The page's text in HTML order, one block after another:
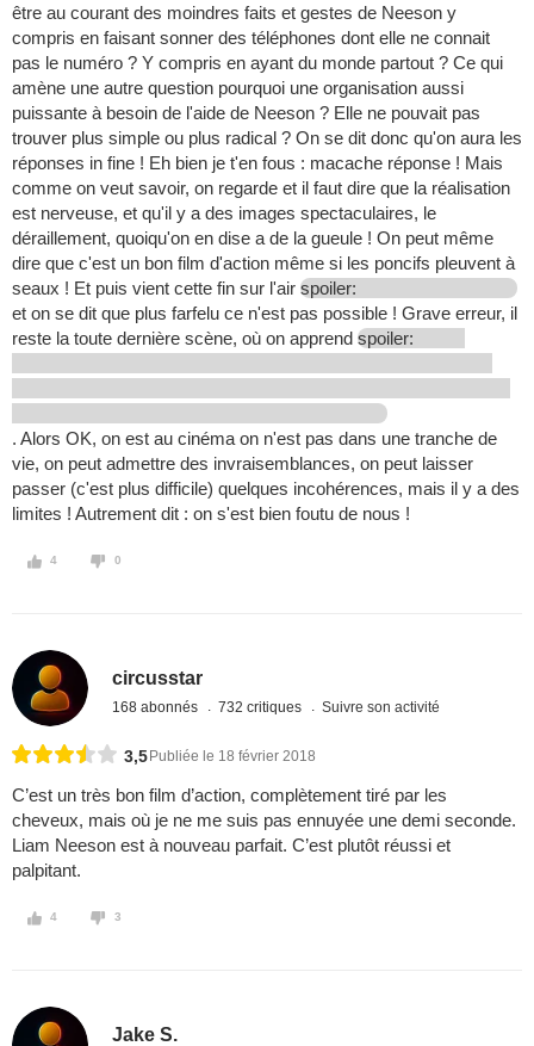
être au courant des moindres faits et gestes de Neeson y
compris en faisant sonner des téléphones dont elle ne connait
pas le numéro ? Y compris en ayant du monde partout ? Ce qui
amène une autre question pourquoi une organisation aussi
puissante à besoin de l'aide de Neeson ? Elle ne pouvait pas
trouver plus simple ou plus radical ? On se dit donc qu'on aura les
réponses in fine ! Eh bien je t'en fous : macache réponse ! Mais
comme on veut savoir, on regarde et il faut dire que la réalisation
est nerveuse, et qu'il y a des images spectaculaires, le
déraillement, quoiqu'on en dise a de la gueule ! On peut même
dire que c'est un bon film d'action même si les poncifs pleuvent à
seaux ! Et puis vient cette fin sur l'air spoiler:
et on se dit que plus farfelu ce n'est pas possible ! Grave erreur, il
reste la toute dernière scène, où on apprend spoiler:
. Alors OK, on est au cinéma on n'est pas dans une tranche de
vie, on peut admettre des invraisemblances, on peut laisser
passer (c'est plus difficile) quelques incohérences, mais il y a des
limites ! Autrement dit : on s'est bien foutu de nous !
4 0
circusstar
168 abonnés 732 critiques Suivre son activité
3,5 Publiée le 18 février 2018
C’est un très bon film d’action, complètement tiré par les
cheveux, mais où je ne me suis pas ennuyée une demi seconde.
Liam Neeson est à nouveau parfait. C’est plutôt réussi et
palpitant.
4 3
Jake S.